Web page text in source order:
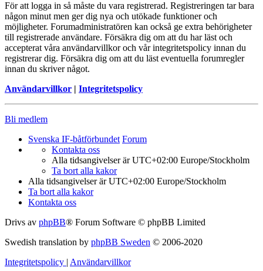
För att logga in så måste du vara registrerad. Registreringen tar bara
någon minut men ger dig nya och utökade funktioner och
möjligheter. Forumadministratören kan också ge extra behörigheter
till registrerade användare. Försäkra dig om att du har läst och
accepterat våra användarvillkor och vår integritetspolicy innan du
registrerar dig. Försäkra dig om att du läst eventuella forumregler
innan du skriver något.
Användarvillkor | Integritetspolicy
Bli medlem
Svenska IF-båtförbundet Forum
Kontakta oss
Alla tidsangivelser är UTC+02:00 Europe/Stockholm
Ta bort alla kakor
Alla tidsangivelser är UTC+02:00 Europe/Stockholm
Ta bort alla kakor
Kontakta oss
Drivs av phpBB® Forum Software © phpBB Limited
Swedish translation by phpBB Sweden © 2006-2020
Integritetspolicy | Användarvillkor